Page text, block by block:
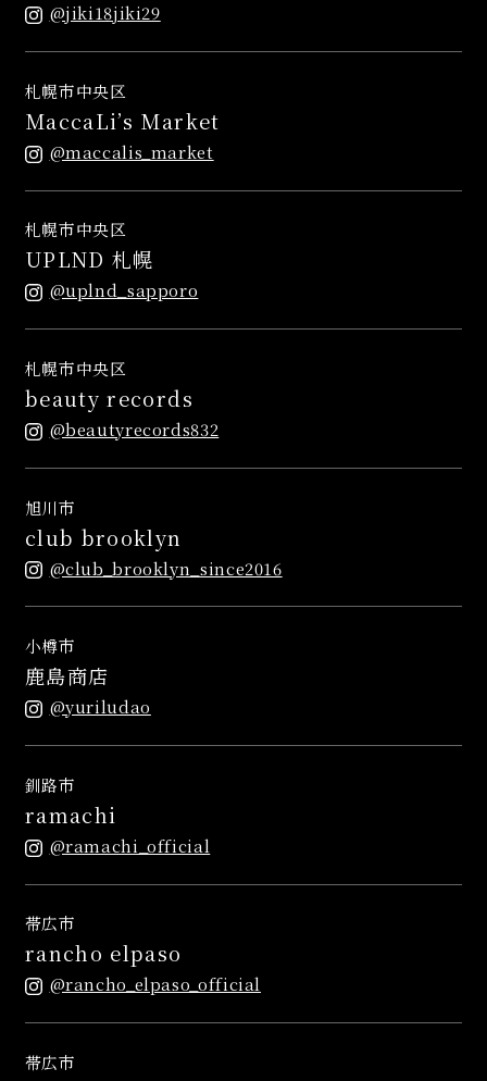
@jiki18jiki29
札幌市中央区
MaccaLi’s Market
@maccalis_market
札幌市中央区
UPLND 札幌
@uplnd_sapporo
札幌市中央区
beauty records
@beautyrecords832
旭川市
club brooklyn
@club_brooklyn_since2016
小樽市
鹿島商店
@yuriludao
釧路市
ramachi
@ramachi_official
帯広市
rancho elpaso
@rancho_elpaso_official
帯広市